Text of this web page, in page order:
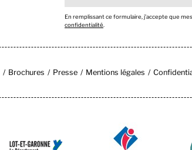
En remplissant ce formulaire, j’accepte que
confidentialité
Brochures Presse Mentions légales